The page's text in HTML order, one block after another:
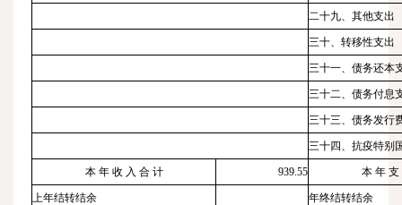
二十九、其他支出
三十、转移性支出
三十一、债务还本
三十二、债务付息
三十三、债务发行
三十四、抗疫特别
本 年 收 入 合 计 939.55 本 年 支
上年结转结余 年终结转结余